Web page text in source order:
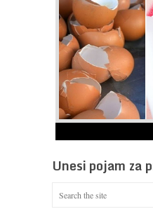
kalcijem i drugim
konzumiraju milijuni
Nastavi čitati
1 2 3 4 5
Unesi pojam za